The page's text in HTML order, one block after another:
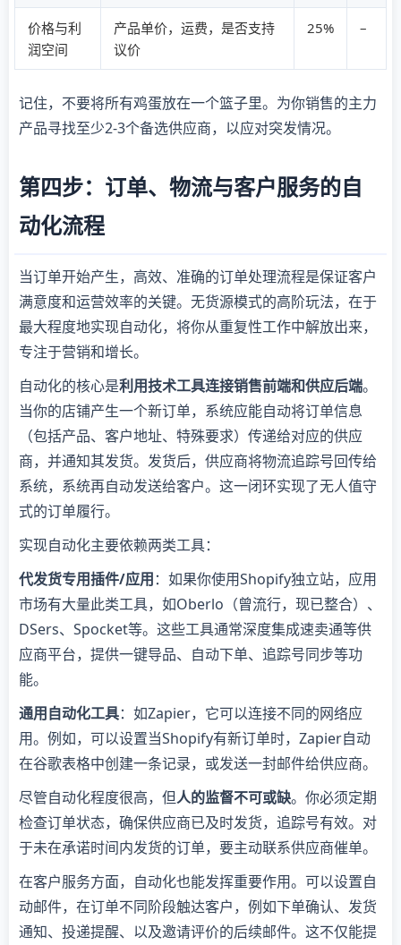
价格与利
润空间
产品单价，运费，是否支持
议价
25% –
记住，不要将所有鸡蛋放在一个篮子里。为你销售的主力
产品寻找至少2-3个备选供应商，以应对突发情况。
第四步：订单、物流与客户服务的自
动化流程
当订单开始产生，高效、准确的订单处理流程是保证客户
满意度和运营效率的关键。无货源模式的高阶玩法，在于
最大程度地实现自动化，将你从重复性工作中解放出来，
专注于营销和增长。
自动化的核心是利用技术工具连接销售前端和供应后端。
当你的店铺产生一个新订单，系统应能自动将订单信息
（包括产品、客户地址、特殊要求）传递给对应的供应
商，并通知其发货。发货后，供应商将物流追踪号回传给
系统，系统再自动发送给客户。这一闭环实现了无人值守
式的订单履行。
实现自动化主要依赖两类工具：
代发货专用插件/应用：如果你使用Shopify独立站，应用
市场有大量此类工具，如Oberlo（曾流行，现已整合）、
DSers、Spocket等。这些工具通常深度集成速卖通等供
应商平台，提供一键导品、自动下单、追踪号同步等功
能。
通用自动化工具：如Zapier，它可以连接不同的网络应
用。例如，可以设置当Shopify有新订单时，Zapier自动
在谷歌表格中创建一条记录，或发送一封邮件给供应商。
尽管自动化程度很高，但人的监督不可或缺。你必须定期
检查订单状态，确保供应商已及时发货，追踪号有效。对
于未在承诺时间内发货的订单，要主动联系供应商催单。
在客户服务方面，自动化也能发挥重要作用。可以设置自
动邮件，在订单不同阶段触达客户，例如下单确认、发货
通知、投递提醒、以及邀请评价的后续邮件。这不仅能提